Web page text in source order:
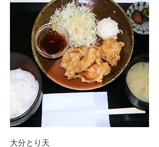
大分とり天